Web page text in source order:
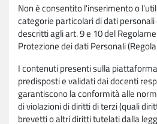
Non è consentito l'inserimento o
categorie particolari di dati
descritti agli art. 9 e 10 del
Protezione dei dati Personali
I contenuti presenti sulla
predisposti e validati dai docenti
garantiscono la conformità alle
di violazioni di diritti di terzi (quali
brevetti o altri diritti tutelati dalla